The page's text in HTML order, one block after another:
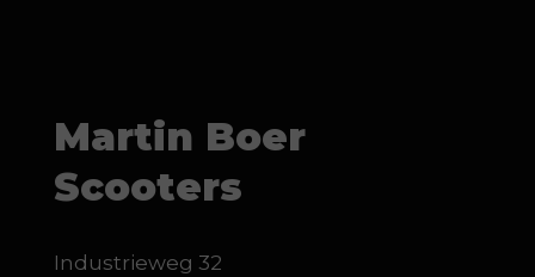
Martin Boer
Scooters
Industrieweg 32